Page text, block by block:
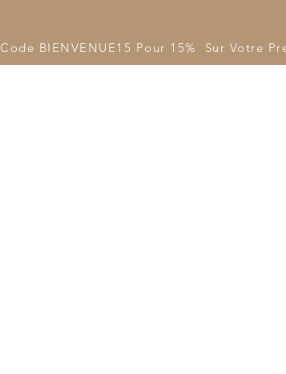
Code BIENVENUE15 Pour 15%  Sur Votre